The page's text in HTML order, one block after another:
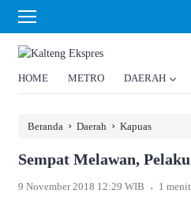
HOME METRO DAERAH
Beranda › Daerah › Kapuas
Sempat Melawan,
9 November 2018 12:29 WIB . 1